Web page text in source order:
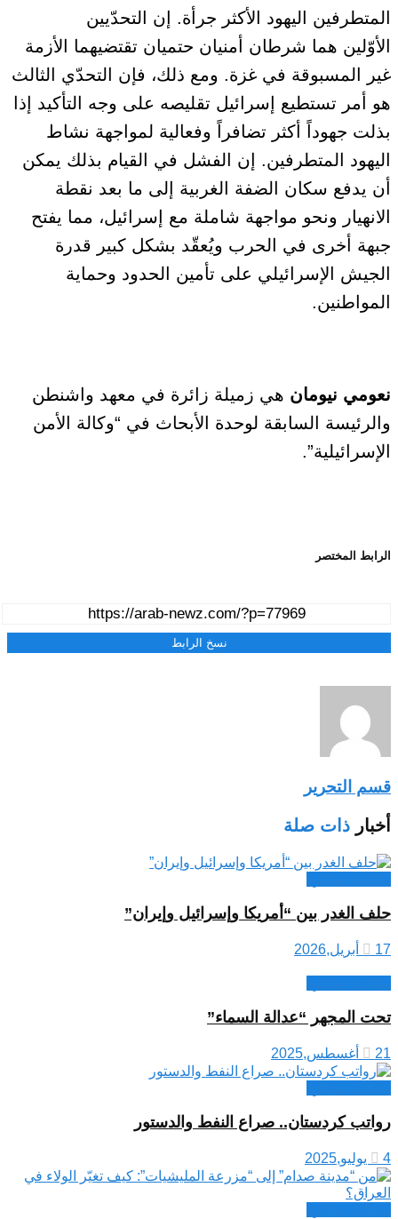
المتطرفين اليهود الأكثر جرأة. إن التحدّيين
الأوّلين هما شرطان أمنيان حتميان تقتضيهما الأزمة
غير المسبوقة في غزة. ومع ذلك، فإن التحدّي الثالث
هو أمر تستطيع إسرائيل تقليصه على وجه التأكيد إذا
بذلت جهوداً أكثر تضافراً وفعالية لمواجهة نشاط
اليهود المتطرفين. إن الفشل في القيام بذلك يمكن
أن يدفع سكان الضفة الغربية إلى ما بعد نقطة
الانهيار ونحو مواجهة شاملة مع إسرائيل، مما يفتح
جبهة أخرى في الحرب ويُعقّد بشكل كبير قدرة
الجيش الإسرائيلي على تأمين الحدود وحماية
المواطنين.
نعومي نيومان هي زميلة زائرة في معهد واشنطن
والرئيسة السابقة لوحدة الأبحاث في “وكالة الأمن
الإسرائيلية”.
الرابط المختصر
نسخ الرابط
قسم التحرير
أخبار ذات صلة
حلف الغدر بين “أمريكا وإسرائيل وإيران”
17 أبريل,2026
تحت المجهر “عدالة السماء”
21 أغسطس,2025
رواتب كردستان.. صراع النفط والدستور
4 يوليو,2025